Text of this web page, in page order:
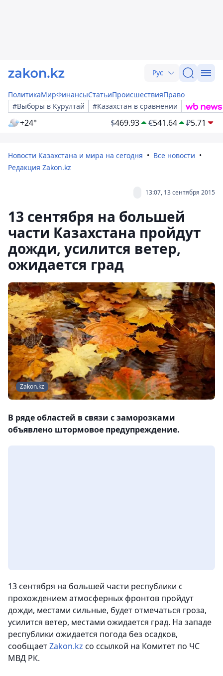
Рус
ПолитикаМирФинансыСтатьиПроисшествияПраво
#Выборы в Курултай
#Казахстан в сравнении
+24° $469.93 €541.64 ₽5.71
Новости Казахстана и мира на сегодня
Все новости
Редакция Zakon.kz
13:07, 13 сентября 2015
13 сентября на большей
части Казахстана пройдут
дожди, усилится ветер,
ожидается град
Zakon.kz
В ряде областей в связи с заморозками
объявлено штормовое предупреждение.
13 сентября на большей части республики с
прохождением атмосферных фронтов пройдут
дожди, местами сильные, будет отмечаться гроза,
усилится ветер, местами ожидается град. На западе
республики ожидается погода без осадков,
сообщаетZakon.kz со ссылкой на Комитет по ЧС
МВД РК.